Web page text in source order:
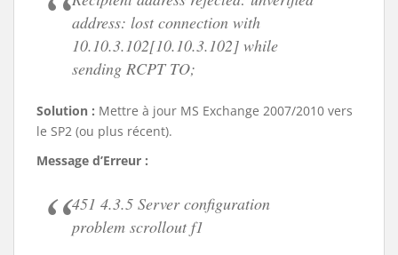
address: lost connection with
10.10.3.102[10.10.3.102] while
sending RCPT TO;
Solution : Mettre à jour MS Exchange 2007/2010 vers
le SP2 (ou plus récent).
Message d’Erreur :
451 4.3.5 Server configuration
problem scrollout f1